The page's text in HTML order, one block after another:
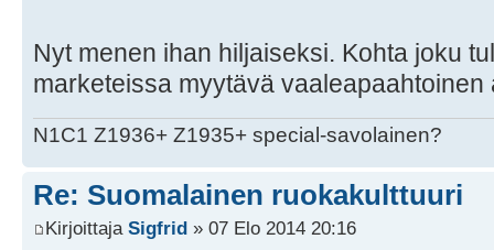
Nyt menen ihan hiljaiseksi. Kohta joku
marketeissa myytävä
N1C1 Z1936+ Z1935+ special-savolainen?
Re: Suomalainen ruokakulttuuri
Kirjoittaja Sigfrid » 07 Elo 2014 20:16